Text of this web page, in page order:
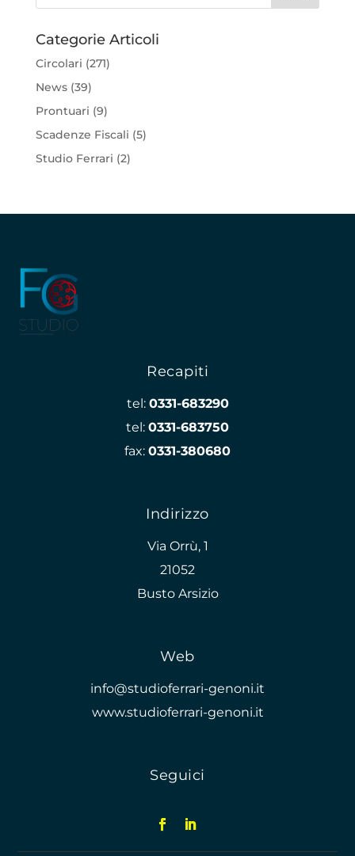
Categorie Articoli
Circolari (271)
News(39)
Prontuari (9)
Scadenze Fiscali (5)
Studio Ferrari (2)
Recapiti
tel: 0331-683290
tel: 0331-683750
fax: 0331-380680
Indirizzo
Via Orrù, 1
21052
Busto Arsizio
Web
info@studioferrari-genoni.it
www.studioferrari-genoni.it
Seguici